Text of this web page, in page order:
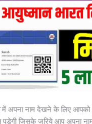
में अपना नाम देखने के लिए आपको
जिसके जरिये आप अपना